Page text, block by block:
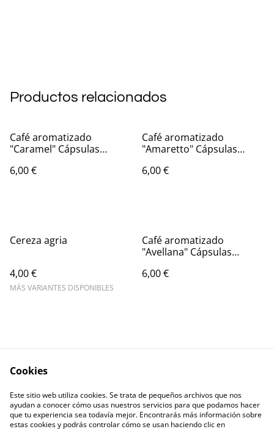
Productos relacionados
Café aromatizado
"Caramel" Cápsulas
6,00 €
Café aromatizado
"Amaretto" Cápsulas
6,00 €
Cereza agria
4,00 €
MÁS VARIANTES DISPONIBLES
Café aromatizado
"Avellana" Cápsulas
6,00 €
Privacy Policy
Cookie Policy
Contactos
Cookies
Este sitio web utiliza cookies. Se trata de pequeños archivos que nos
ayudan a conocer cómo usas nuestros servicios para que podamos hacer
que tu experiencia sea todavía mejor. Encontrarás más información sobre
estas cookies y podrás controlar cómo se usan haciendo clic en